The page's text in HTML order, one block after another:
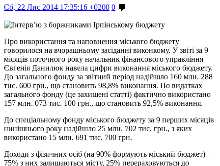
Сб, 22 Лис 2014 17:35:16 +0200 0
Про використання та наповнення міського бюджету
говорилося на вчорашньому засіданні виконкому. У звіті за 9
місяців поточного року начальник фінансового управління
Євгенія Данилюк навела цифри виконання міського бюджету.
До загального фонду за звітний період надійшло 160 млн. 288
тис. 600 грн., що становить 98,8% виконання. По видатках
загального фонду (це захищені статті) фактично використано
157 млн. 073 тис. 100 грн., що становить 92,5% виконання.
До спеціальному фонду міського бюджету за 9 перших місяців
нинішнього року надійшло 25 млн. 702 тис. грн., з яких
використано 15 млн. 691 тис. 700 грн.
Доходи з фізичних осіб (на 90% формують міський бюджет) –
75% з них залишаються місту, 25% перераховуються до